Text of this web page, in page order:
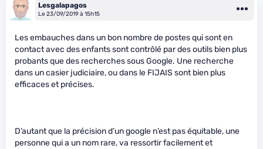
Lesgalapagos
Le 23/09/2019 à 15h15
Les embauches dans un bon nombre de postes qui sont en
contact avec des enfants sont contrôlé par des outils bien plus
probants que des recherches sous Google. Une recherche
dans un casier judiciaire, ou dans le FIJAIS sont bien plus
efficaces et précises.
D’autant que la précision d’un google n’est pas équitable, une
personne qui a un nom rare, va ressortir facilement et